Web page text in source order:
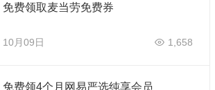
免费领取麦当劳免费券
10月09日 1,658
免费领4个月网易严选纯享会员